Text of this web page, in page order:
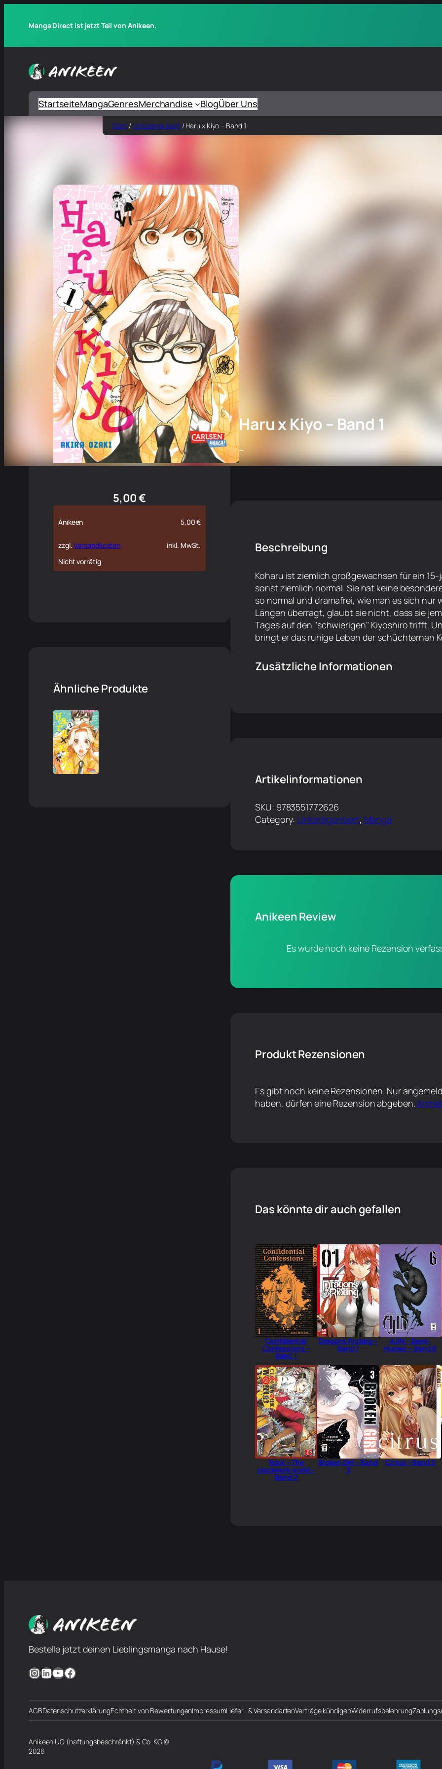
Manga Direct ist jetzt Teil von Anikeen.
StartseiteMangaGenresMerchandise BlogÜber Uns
Start/ Unkategorisiert/ Haru x Kiyo – Band 1
Haru x Kiyo – Band 1
–
5,00€
Anikeen 5,00€
zzgl.Versandkosten
inkl. MwSt.
Nicht vorrätig
Ähnliche Produkte
Beschreibung
Koharu ist ziemlich großgewachsen für ein
sonst ziemlich normal. Sie hat keine
so normal und dramafrei, wie man es sich nur
Längen überragt, glaubt sie nicht, dass sie
Tages auf den "schwierigen" Kiyoshiro trifft.
bringt er das ruhige Leben der schüchternen
Zusätzliche Informationen
Artikelinformationen
SKU: 9783551772626
Category: Unkategorisiert, Manga
Anikeen Review
Es wurde noch keine Rezension
Produkt Rezensionen
Es gibt noch keine Rezensionen. Nur
haben, dürfen eine Rezension abgeben.
Das könnte dir auch gefallen
Confidential
Confessions –
Band 1
Dragons Rioting –
Band 1
AJIN – Demi-
Human – Band 6
Rock – The
clockwork world –
Band 2
Broken Girl – Band
3
Citrus – Band 5
Bestelle jetzt deinen Lieblingsmanga nach Hause!
InstagramLinkedIn YouTube Facebook
AGBDatenschutzerklärungEchtheit von BewertungenImpressumLiefer- & VersandartenVerträge kündigenWiderrufsbelehrung
Anikeen UG (haftungsbeschränkt) & Co. KG ©
2026